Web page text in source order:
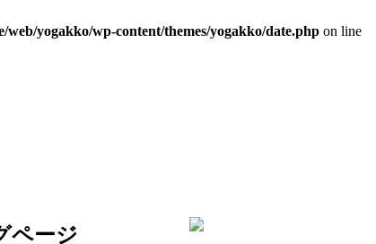
web/yogakko/wp-content/themes/yogakko/date.php on line